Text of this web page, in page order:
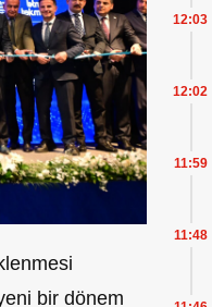
bir dönem
12:03
12:02
11:59
11:48